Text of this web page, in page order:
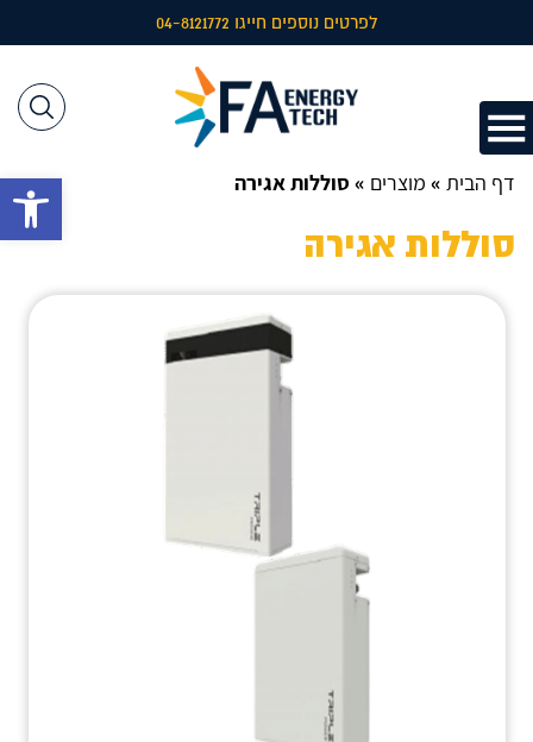
לפרטים נוספים חייגו 04-8121772
דף הבית » מוצרים » סוללות אגירה
סוללות אגירה